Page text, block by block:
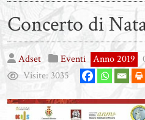
Concerto di
Adset Eventi Anno 2019
Visite: 3035